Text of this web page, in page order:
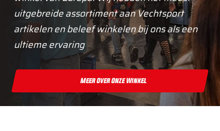
uitgebreide assortiment aan Vechtsport
artikelen en beleef winkelen bij ons als een
ultieme ervaring
Meer Over Onze Winkel